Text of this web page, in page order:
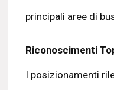
principali aree di
Riconoscimenti
I posizionamenti